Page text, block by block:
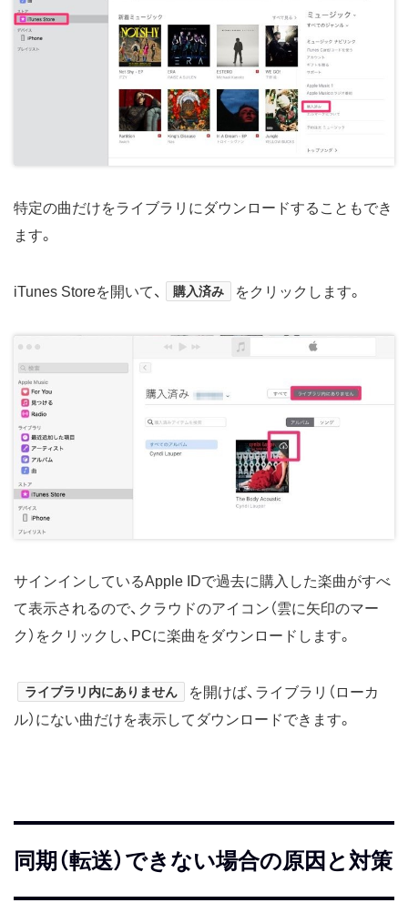
特定の曲だけをライブラリにダウンロードすることもでき
ます。
iTunes Storeを開いて、 購入済み をクリックします。
サインインしているApple IDで過去に購入した楽曲がすべ
て表示されるので、クラウドのアイコン（雲に矢印のマー
ク）をクリックし、PCに楽曲をダウンロードします。
ライブラリ内にありません
を開けば、ライブラリ（ローカ
ル）にない曲だけを表示してダウンロードできます。
同期（転送）できない場合の原因と対策